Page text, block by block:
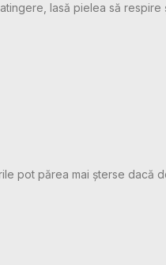
lasă pielea să respire
pot părea mai șterse dacă